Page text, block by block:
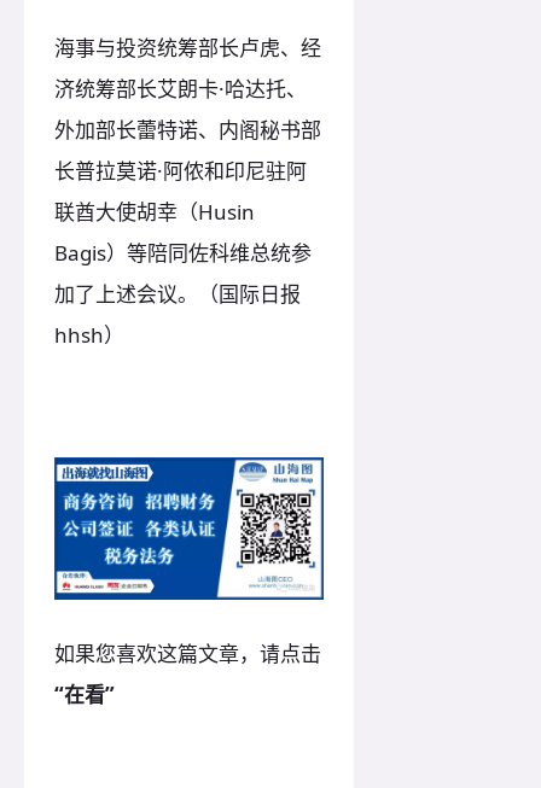
海事与投资统筹部长卢虎、经
济统筹部长艾朗卡·哈达托、
外加部长蕾特诺、内阁秘书部
长普拉莫诺·阿侬和印尼驻阿
联酋大使胡幸（Husin
Bagis）等陪同佐科维总统参
加了上述会议。（国际日报
hhsh）
如果您喜欢这篇文章，请点击
“在看”